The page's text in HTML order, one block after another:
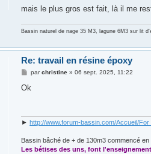
mais le plus gros est fait, là il me
Bassin naturel de nage 35 M3, lagune 6M3 sur lit
Re: travail en résine époxy
M
s
parchristine »06 sept. 2025, 11:22
Ok
► http://www.forum-bassin.com/Accueil/
Bassin bâché de + de 130m3 commencé en
Les bétises des uns, font